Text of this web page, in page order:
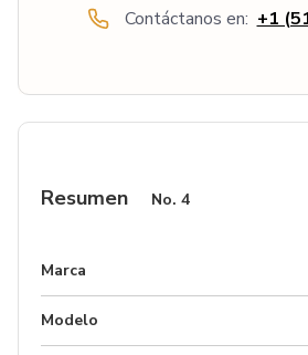
Contáctanos en: +1
Resumen No. 4
Marca
Modelo